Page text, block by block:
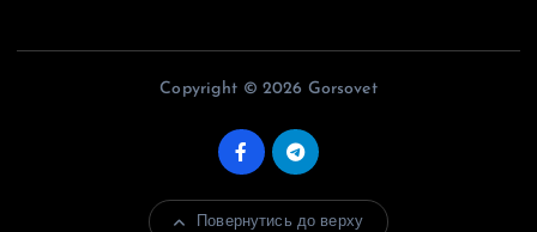
Copyright © 2026 Gorsovet
Повернутись до верху